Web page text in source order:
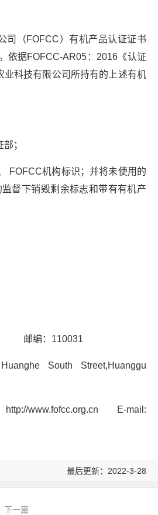
司（FOFCC）有机产品认证证书
依据FOFCC-AR05：2016《认证
科技有限公司所持有的上述有机
；
FOFCC机构标识；并将未使用的
督下销毁剩余标志和带有有机产
室 邮编：110031
South Street,Huanggu
www.fofcc.org.cn E-mail:
最后更新：2022-3-28
下一篇